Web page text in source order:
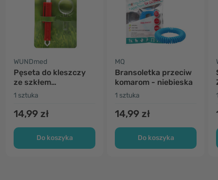
WUNDmed
Pęseta do kleszczy
ze szkłem
powiększającym
1 sztuka
14,99 zł
Do koszyka
MQ
Bransoletka przeciw
komarom - niebieska
1 sztuka
14,99 zł
Do koszyka